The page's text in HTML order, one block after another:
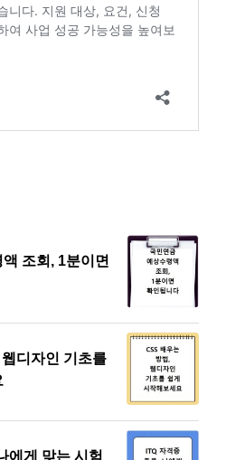
조회, 1분이면
디자인 기초를
에게 맞는 시험